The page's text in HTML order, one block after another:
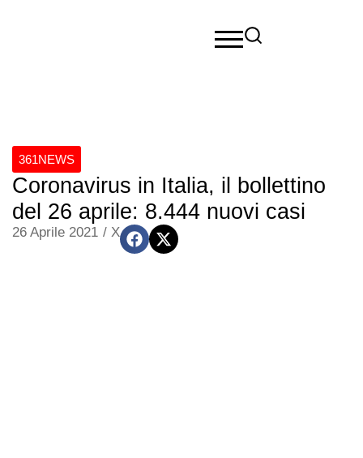
361NEWS
Coronavirus in Italia, il bollettino
del 26 aprile: 8.444 nuovi casi
26 Aprile 2021 / X